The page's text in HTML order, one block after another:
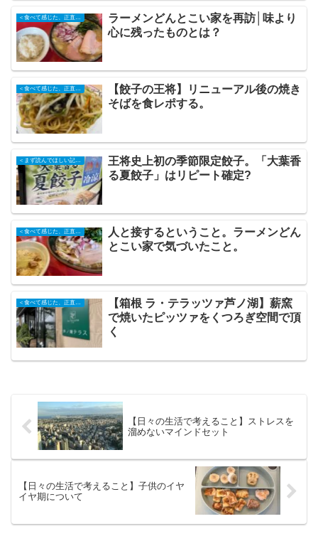
＜食べて感じた、正直な記録＞
ラーメンどんとこい家を再訪│味より
心に残ったものとは？
＜食べて感じた、正直な記録＞
【餃子の王将】リニューアル後の焼き
そばを食レポする。
王将史上初の季節限定餃子。「大葉香
る夏餃子」はリピート確定?
＜食べて感じた、正直な記録＞
人と接するということ。ラーメンどん
とこい家で気づいたこと。
＜食べて感じた、正直な記録＞
【箱根 ラ・テラッツァ芦ノ湖】薪窯
で焼いたピッツァをくつろぎ空間で頂
く
【日々の生活で考えること】ストレスを
溜めないマインドセット
【日々の生活で考えること】子供のイヤ
イヤ期について